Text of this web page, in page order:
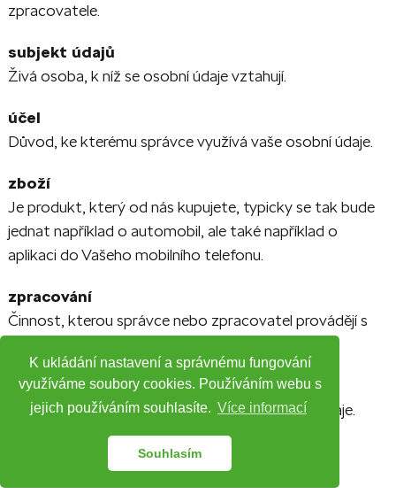
K ukládání nastavení a správnému fungování
využíváme soubory cookies. Používáním webu s
jejich používáním souhlasíte. Více informací
Souhlasím
zpracovatele.
subjekt údajů
Živá osoba, k níž se osobní údaje vztahují.
účel
Důvod, ke kterému správce využívá vaše osobní údaje.
zboží
Je produkt, který od nás kupujete, typicky se tak bude
jednat například o automobil, ale také například o
aplikaci do Vašeho mobilního telefonu.
zpracování
Činnost, kterou správce nebo zpracovatel provádějí s
zpracovatel
Osoba, která pro správce zpracovává osobní údaje.
15. Kategorie údajů